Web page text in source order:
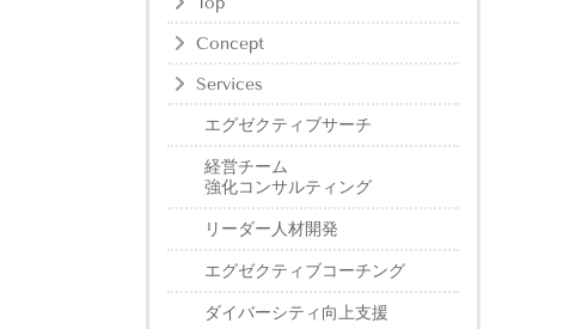
Concept
Services
エグゼクティブサーチ
経営チーム
強化コンサルティング
リーダー人材開発
エグゼクティブコーチング
ダイバーシティ向上支援